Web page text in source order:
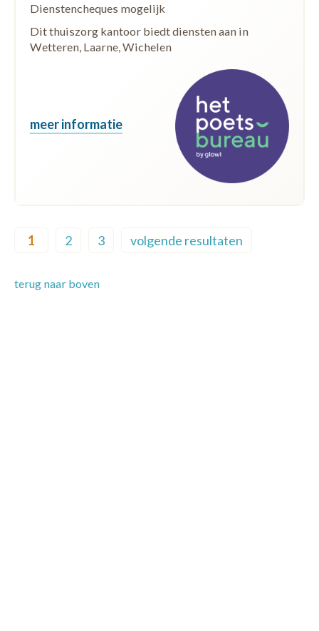
Dienstencheques mogelijk
Dit thuiszorg kantoor biedt diensten aan in
Wetteren, Laarne, Wichelen
meer informatie
1 2 3 volgende resultaten
terug naar boven